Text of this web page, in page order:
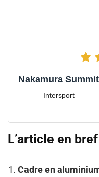
Nakamura
Intersport
L’article en bref
Cadre en